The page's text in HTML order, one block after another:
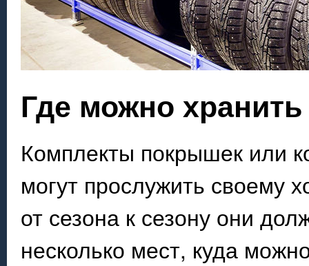
Где можно
Комплекты покрышек или
могут прослужить своему
от сезона к сезону они
несколько мест, куда